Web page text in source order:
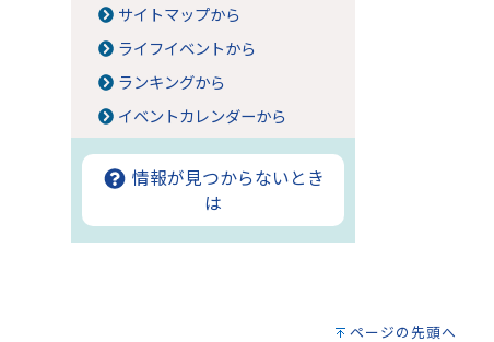
サイトマップから
ライフイベントから
ランキングから
イベントカレンダーから
情報が見つからないとき
は
ページの先頭へ